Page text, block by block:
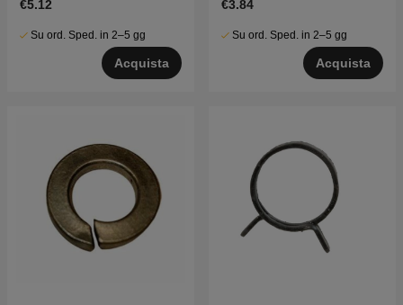
€5.12
Su ord. Sped. in 2–5 gg
Acquista
€3.84
Su ord. Sped. in 2–5 gg
Acquista